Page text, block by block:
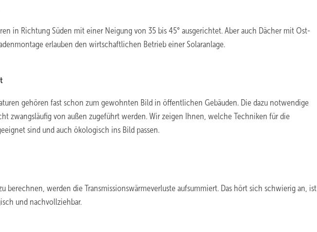
in Richtung Süden mit einer Neigung von 35 bis 45° ausgerichtet. Aber auch Dächer mit Ost-
erlauben den wirtschaftlichen Betrieb einer Solaranlage.
gehören fast schon zum gewohnten Bild in öffentlichen Gebäuden. Die dazu notwendige
zwangsläufig von außen zugeführt werden. Wir zeigen Ihnen, welche Techniken für die
sind und auch ökologisch ins Bild passen.
berechnen, werden die Transmissionswärmeverluste aufsummiert. Das hört sich schwierig an, ist
und nachvollziehbar.